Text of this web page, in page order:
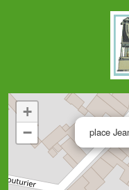
place
+
−